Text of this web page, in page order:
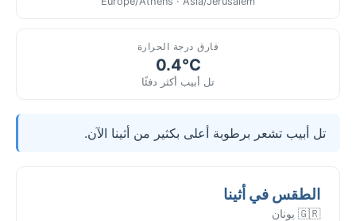
فارق درجة الحرارة
0.4°C
تل أبيب أكثر دفئًا
تل أبيب تشعر برطوبة أعلى بكثير من أثينا الآن.
الطقس في أثينا
🇬🇷 يونان